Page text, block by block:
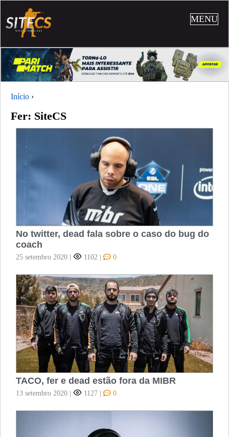
MENU
Início ›
Fer: SiteCS
No twitter, dead fala sobre o caso do bug do
coach
25 setembro 2020 | 1102 | 0
TACO, fer e dead estão fora da MIBR
13 setembro 2020 | 1127 | 0